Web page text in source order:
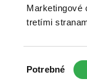
Marketingové
tretími
súhlasu
Potrebné